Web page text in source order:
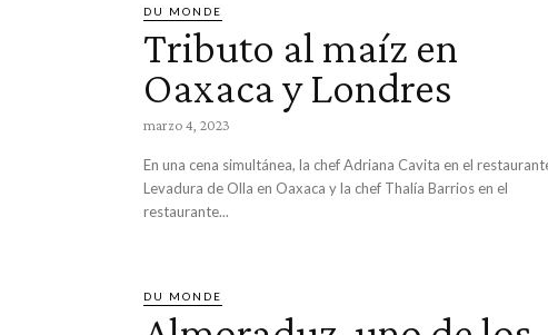
DU MONDE
Tributo al maíz en
Oaxaca y Londres
marzo 4, 2023
En una cena simultánea, la chef Adriana Cavita en el
Levadura de Olla en Oaxaca y la chef Thalía Barrios en el
restaurante...
DU MONDE